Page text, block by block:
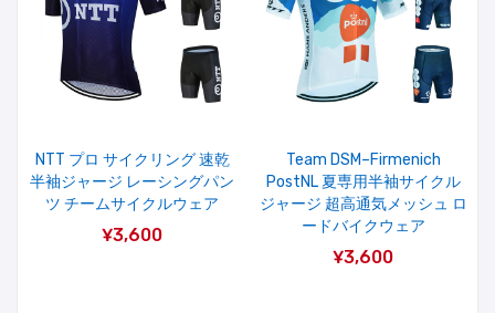
NTT プロ サイクリング 速乾
半袖ジャージ レーシングパン
ツ チームサイクルウェア
¥3,600
Team DSM–Firmenich
PostNL 夏専用半袖サイクル
ジャージ 超高通気メッシュ ロ
ードバイクウェア
¥3,600